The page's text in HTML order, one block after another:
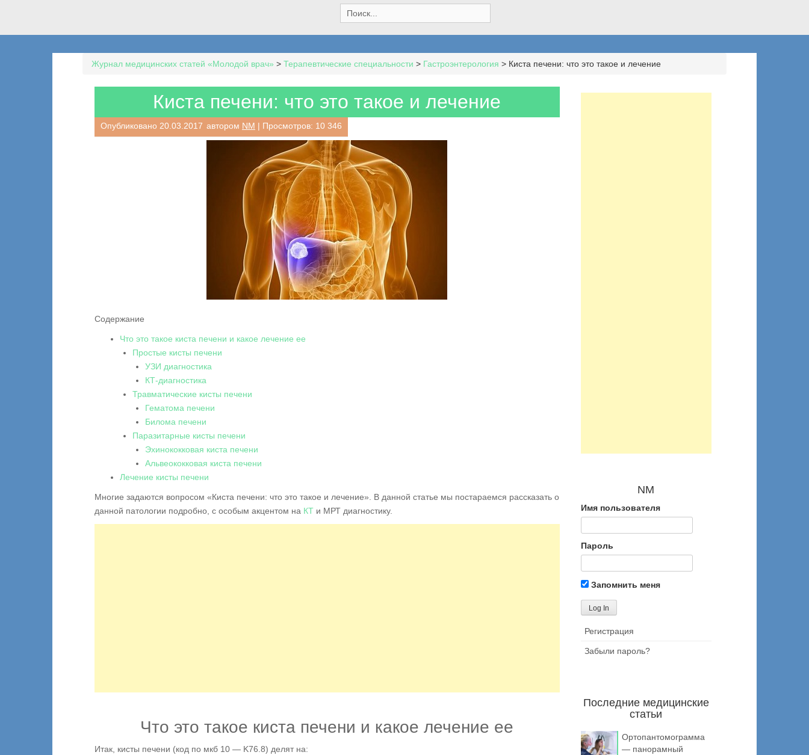
e
a
h
r
:
Журнал медицинских статей «Молодой врач» > Терапевтические специальности > Гастроэнтерология > Киста печени: что это такое и лечение
Киста печени: что это такое и лечение
Опубликовано 20.03.2017 автором NM | Просмотров: 10 346
Содержание
Что это такое киста печени и какое лечение ее
Простые кисты печени
УЗИ диагностика
КТ-диагностика
Травматические кисты печени
Гематома печени
Билома печени
Паразитарные кисты печени
Эхинококковая киста печени
Альвеококковая киста печени
Лечение кисты печени
Многие задаются вопросом «Киста печени: что это такое и лечение». В данной статье мы постараемся рассказать о
данной патологии подробно, с особым акцентом на КТ и МРТ диагностику.
Что это такое киста печени и какое лечение ее
Итак, кисты печени (код по мкб 10 — K76.8) делят на:
NM
Имя пользователя
Пароль
Запомнить меня
Регистрация
Забыли пароль?
Последние медицинские
статьи
Ортопантомограмма
— панорамный